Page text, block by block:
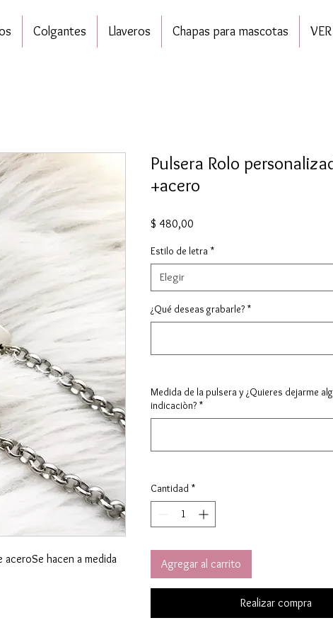
Colgantes Llaveros Chapas para mascotas
aceroSe hacen a medida
Pulsera Rolo
+acero
$ 480,00
Estilo de letra *
Elegir
¿Qué deseas grabarle? *
Medida de la pulsera y ¿Quieres dejarme
indicaciòn? *
Cantidad *
Agregar al carrito
Realizar compra